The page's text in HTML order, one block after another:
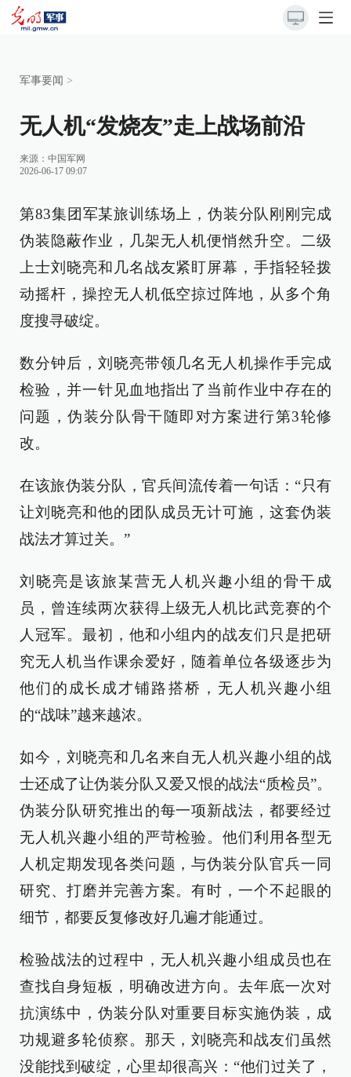
军事要闻 >
无人机“发烧友”走上战场前沿
来源： 中国军网
2026-06-17 09:07
第83集团军某旅训练场上，伪装分队刚刚完成
伪装隐蔽作业，几架无人机便悄然升空。二级
上士刘晓亮和几名战友紧盯屏幕，手指轻轻拨
动摇杆，操控无人机低空掠过阵地，从多个角
度搜寻破绽。
数分钟后，刘晓亮带领几名无人机操作手完成
检验，并一针见血地指出了当前作业中存在的
问题，伪装分队骨干随即对方案进行第3轮修
改。
在该旅伪装分队，官兵间流传着一句话：“只有
让刘晓亮和他的团队成员无计可施，这套伪装
战法才算过关。”
刘晓亮是该旅某营无人机兴趣小组的骨干成
员，曾连续两次获得上级无人机比武竞赛的个
人冠军。最初，他和小组内的战友们只是把研
究无人机当作课余爱好，随着单位各级逐步为
他们的成长成才铺路搭桥，无人机兴趣小组
的“战味”越来越浓。
如今，刘晓亮和几名来自无人机兴趣小组的战
士还成了让伪装分队又爱又恨的战法“质检员”。
伪装分队研究推出的每一项新战法，都要经过
无人机兴趣小组的严苛检验。他们利用各型无
人机定期发现各类问题，与伪装分队官兵一同
研究、打磨并完善方案。有时，一个不起眼的
细节，都要反复修改好几遍才能通过。
检验战法的过程中，无人机兴趣小组成员也在
查找自身短板，明确改进方向。去年底一次对
抗演练中，伪装分队对重要目标实施伪装，成
功规避多轮侦察。那天，刘晓亮和战友们虽然
没能找到破绽，心里却很高兴：“他们过关了，